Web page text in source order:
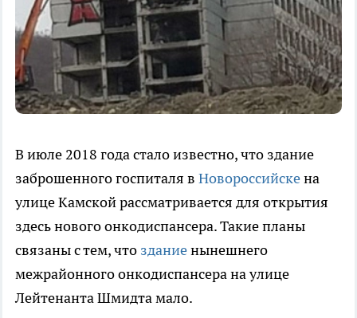
В июле 2018 года стало известно, что здание
заброшенного госпиталя в Новороссийскена
улице Камской рассматривается для открытия
здесь нового онкодиспансера. Такие планы
связаны с тем, что зданиенынешнего
межрайонного онкодиспансера на улице
Лейтенанта Шмидта мало.